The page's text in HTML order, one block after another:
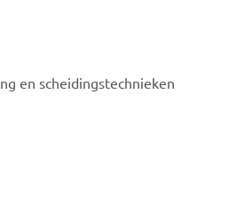
en scheidingstechnieken